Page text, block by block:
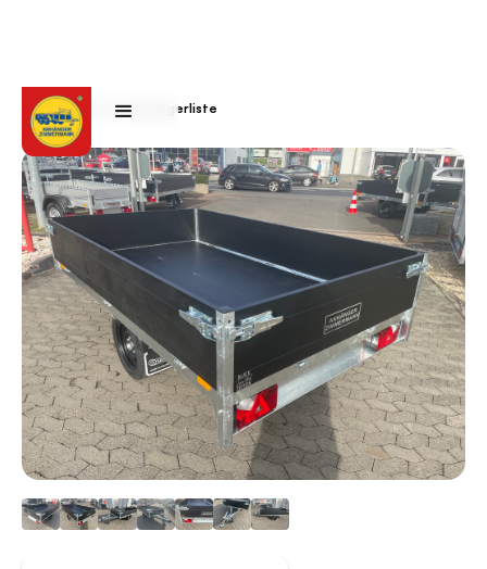
Zurück zur Anhängerliste